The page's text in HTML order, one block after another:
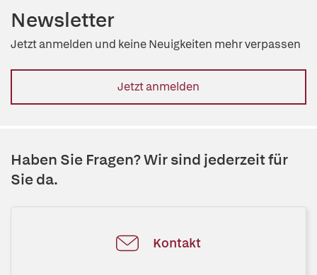
Newsletter
Jetzt anmelden und keine Neuigkeiten mehr verpassen
Jetzt anmelden
Haben Sie Fragen? Wir sind jederzeit für
Sie da.
Kontakt